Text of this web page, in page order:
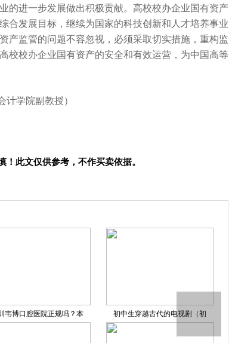
的进一步发展做出积极贡献。高校校办企业国有资产
合发展目标，继续为国家的科技创新和人才培养事业
产监管的问题不容忽视，必须采取切实措施，重构监
校校办企业国有资产的安全和有效运营，为中国高等
计学院副教授）
此文仅供参考，不作买卖依据。
韦博口腔医院正规吗？本 初中生穿越古代的电视剧（初